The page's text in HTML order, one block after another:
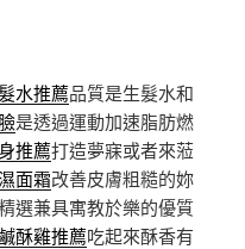
水推薦品質是生髮水和
是透過運動加速脂肪燃
推薦打造夢寐或者來蒞
面霜改善皮膚粗糙的妳
選兼具寓教於樂的優質
鹹酥雞推薦吃起來酥香有